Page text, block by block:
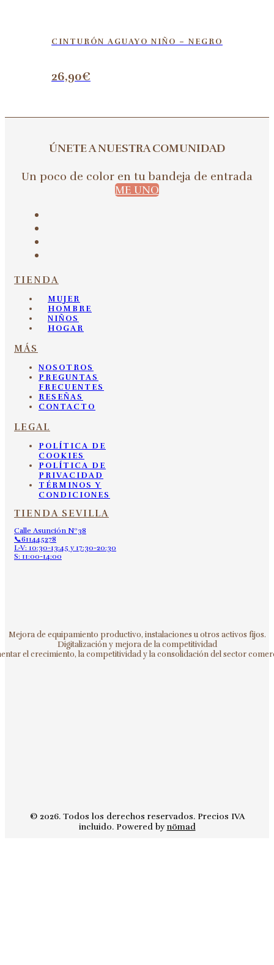
CINTURÓN AGUAYO NIÑO – NEGRO
26,90€
ÚNETE A NUESTRA COMUNIDAD
Un poco de color en tu bandeja de entrada
ME UNO
TIENDA
MUJER
HOMBRE
NIÑOS
HOGAR
MÁS
NOSOTROS
PREGUNTAS
FRECUENTES
RESEÑAS
CONTACTO
LEGAL
POLÍTICA DE
COOKIES
POLÍTICA DE
PRIVACIDAD
TÉRMINOS Y
CONDICIONES
TIENDA SEVILLA
Calle Asunción Nº38
📞611445278
L-V: 10:30-13:45 y 17:30-20:30
S: 11:00-14:00
Mejora de equipamiento productivo, instalaciones u otros activos fijos.
Digitalización y mejora de la competitividad
el crecimiento, la competitividad y la consolidación del sector
© 2026. Todos los derechos reservados. Precios IVA
incluido. Powered bynömad